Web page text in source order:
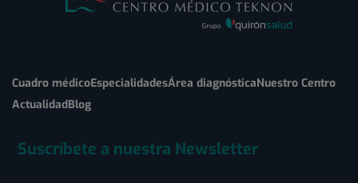
Cuadro médicoEspecialidadesÁrea diagnósticaNuestro Centro
ActualidadBlog
Suscríbete a nuestra Newsletter